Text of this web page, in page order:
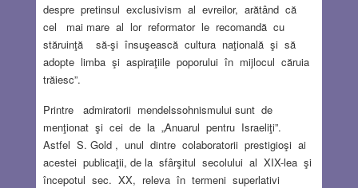
despre pretinsul exclusivism al evreilor, arătând că
cel mai mare al lor reformator le recomandă cu
stăruinţă să-şi însuşească cultura naţională şi să
adopte limba şi aspiraţiile poporului în mijlocul căruia
trăiesc”.
Printre admiratorii mendelssohnismului sunt de
menţionat şi cei de la „Anuarul pentru Israeliţi”.
Astfel S. Gold , unul dintre colaboratorii prestigioşi ai
acestei publicaţii, de la sfârşitul secolului al XIX-lea şi
începotul sec. XX, releva în termeni superlativi